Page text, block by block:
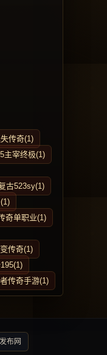
传奇(1)
主宰终极(1)
古523sy(1)
奇单职业(1)
传奇(1)
传奇手游(1)
布网